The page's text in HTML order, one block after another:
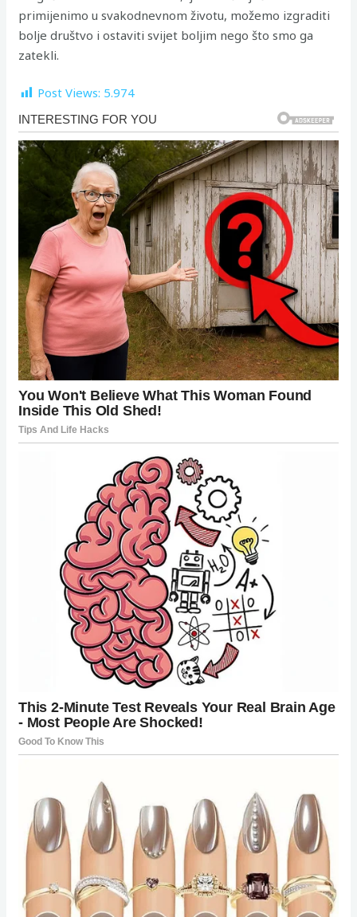
primijenimo u svakodnevnom životu, možemo izgraditi
bolje društvo i ostaviti svijet boljim nego što smo ga
zatekli.
Post Views: 5.974